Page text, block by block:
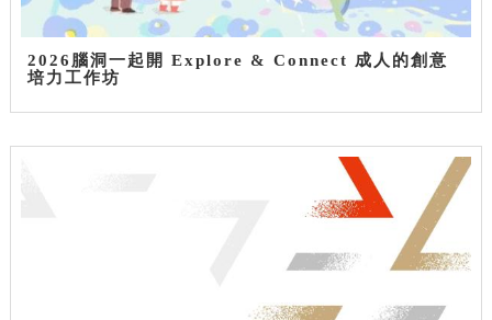
2026腦洞一起開 Explore & Connect 成人的創意
培力工作坊